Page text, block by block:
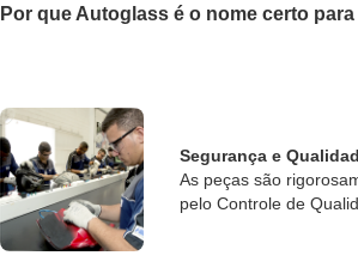
Por que Autoglass é o nome certo
Segurança e
As peças são
pelo Controle de